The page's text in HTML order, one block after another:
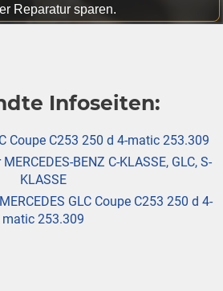
Reparatur sparen.
Infoseiten:
Coupe C253 250 d 4-matic 253.309
BENZ C-KLASSE, GLC, S-
KLASSE
GLC Coupe C253 250 d 4-
matic 253.309